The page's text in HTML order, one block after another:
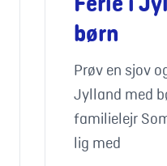
børn
Prøv en sjov
Jylland med
familielejr
lig med